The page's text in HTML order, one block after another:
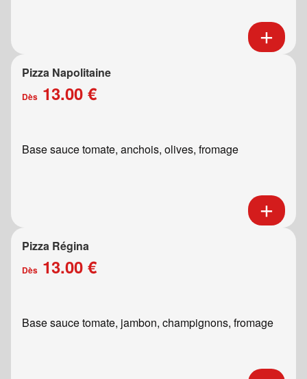
Pizza Napolitaine
Dès 13.00 €
Base sauce tomate, anchois, olives, fromage
Pizza Régina
Dès 13.00 €
Base sauce tomate, jambon, champignons, fromage